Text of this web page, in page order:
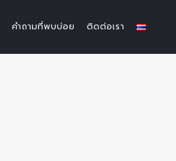
คำถามที่พบบ่อย ติดต่อเรา